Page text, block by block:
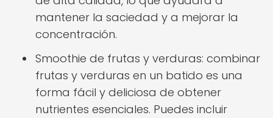
mantener la saciedad y a mejorar la
concentración.
Smoothie de frutas y verduras: combinar
frutas y verduras en un batido es una
forma fácil y deliciosa de obtener
nutrientes esenciales. Puedes incluir